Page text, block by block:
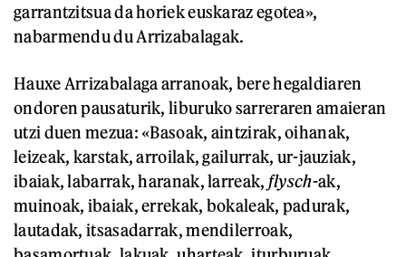
garrantzitsua da horiek euskaraz egotea»,
nabarmendu du Arrizabalagak.
Hauxe Arrizabalaga arranoak, bere hegaldiaren
ondoren pausaturik, liburuko sarreraren amaieran
utzi duen mezua: «Basoak, aintzirak, oihanak,
leizeak, karstak, arroilak, gailurrak, ur-jauziak,
ibaiak, labarrak, haranak, larreak, flysch-ak,
muinoak, ibaiak, errekak, bokaleak, padurak,
lautadak, itsasadarrak, mendilerroak,